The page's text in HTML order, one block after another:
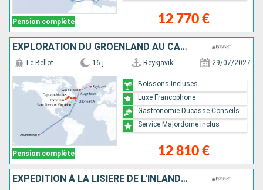
Pension complète 12 770 €
EXPLORATION DU GROENLAND AU CANADA PAR SAINT-PIERRE-ET-MIQUELON
Pension complète
Le Bellot 16 j Reykjavik 29/07/2027
12 810 €
Boissons incluses
Luxe Francophone
Gastronomie Ducasse Conseils
Service Majordome inclus
EXPÉDITION À LA LISIÈRE DE L'INLANDSIS